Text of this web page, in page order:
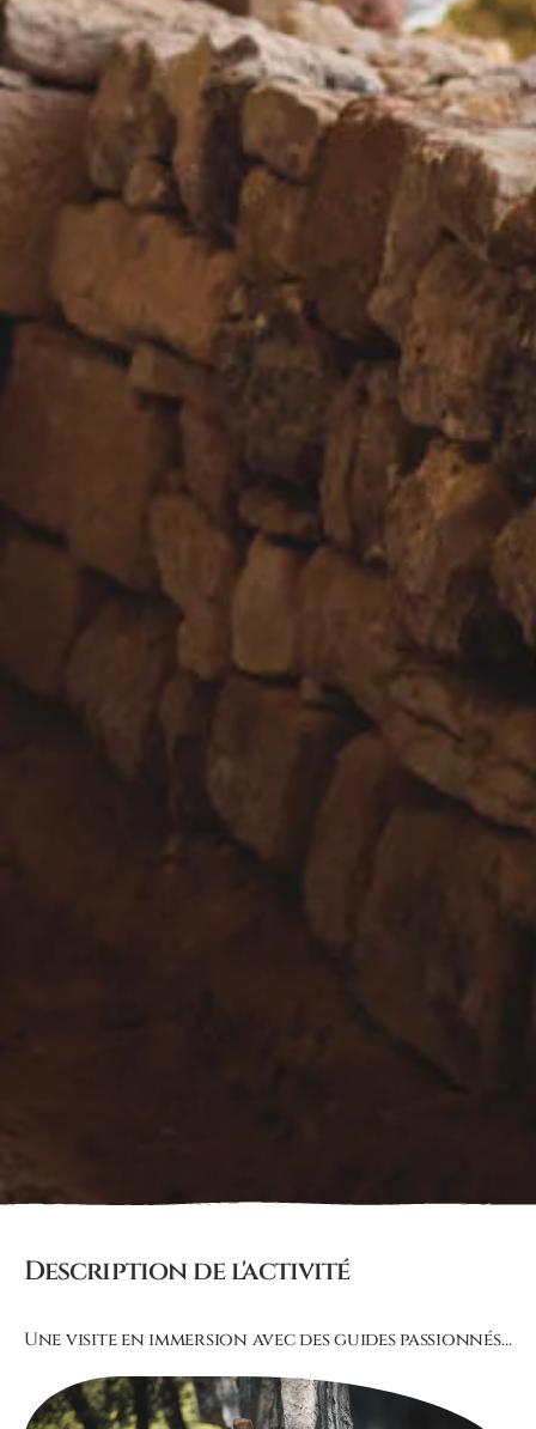
Description de l'activité
Une visite en immersion avec des guides passionnés…